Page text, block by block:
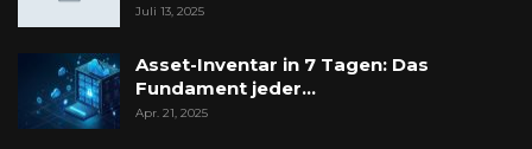
Juli 13, 2025
Asset-Inventar in 7 Tagen: Das
Fundament jeder…
Apr. 21, 2025